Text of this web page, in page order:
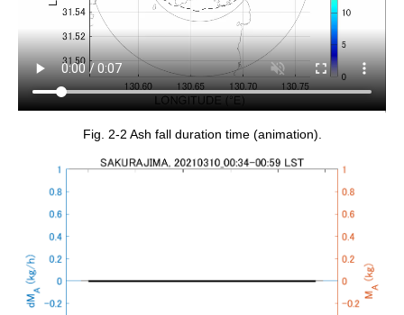
Fig. 2-2 Ash fall duration time (animation).